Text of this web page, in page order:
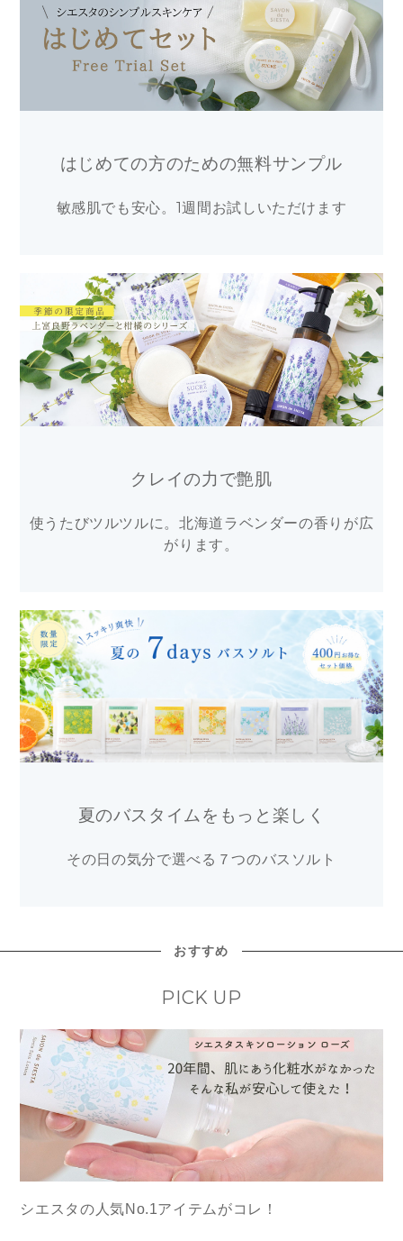
はじめての方のための無料サンプル
敏感肌でも安心。1週間お試しいただけます
クレイの力で艶肌
使うたびツルツルに。北海道ラベンダーの香りが広
がります。
夏のバスタイムをもっと楽しく
その日の気分で選べる７つのバスソルト
おすすめ
PICK UP
シエスタの人気No.1アイテムがコレ！